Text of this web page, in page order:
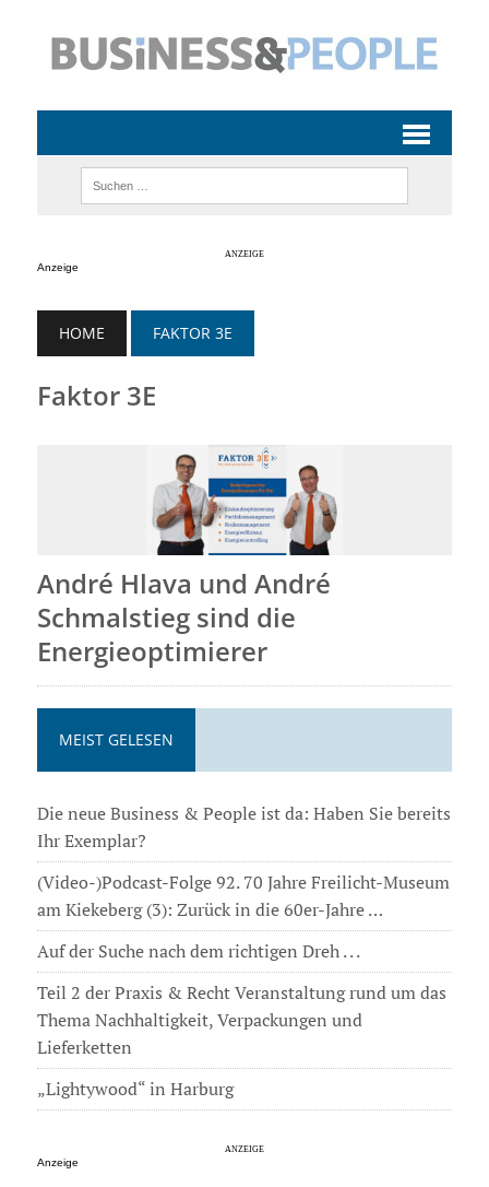
Anzeige
HOME FAKTOR 3E
Faktor 3E
André Hlava und André
Schmalstieg sind die
Energieoptimierer
MEIST GELESEN
Die neue Business & People ist da: Haben Sie bereits
Ihr Exemplar?
(Video-)Podcast-Folge 92. 70 Jahre Freilicht-Museum
am Kiekeberg (3): Zurück in die 60er-Jahre …
Auf der Suche nach dem richtigen Dreh . . .
Teil 2 der Praxis & Recht Veranstaltung rund um das
Thema Nachhaltigkeit, Verpackungen und
Lieferketten
„Lightywood“ in Harburg
Anzeige